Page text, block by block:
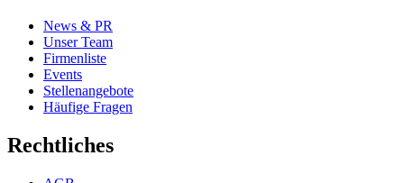
News & PR
Unser Team
Firmenliste
Events
Stellenangebote
Häufige Fragen
Rechtliches